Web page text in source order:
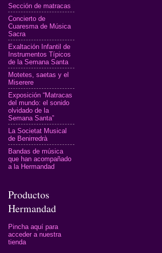
Sección de matracas
Concierto de
Cuaresma de Música
Sacra
Exaltación Infantil de
Instrumentos Típicos
de la Semana Santa
Motetes, saetas y el
Miserere
Exposición “Matracas
del mundo: el sonido
olvidado de la
Semana Santa”
La Societat Musical
de Benirredrà
Bandas de música
que han acompañado
a la Hermandad
Productos
Hermandad
Pincha aquí para
acceder a nuestra
tienda